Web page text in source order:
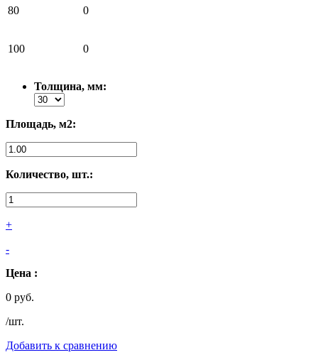
80 0
100 0
Толщина, мм:
Площадь, м2:
Количество, шт.:
+
-
Цена :
0 руб.
/шт.
Добавить к сравнению